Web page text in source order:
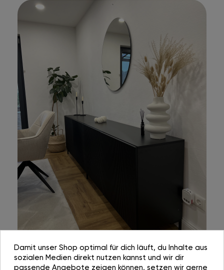
Damit unser Shop optimal für dich läuft, du Inhalte aus
sozialen Medien direkt nutzen kannst und wir dir
passende Angebote zeigen können, setzen wir gerne